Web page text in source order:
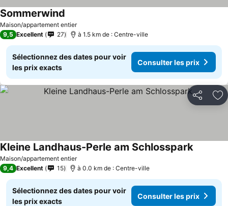
Maison/appartement entier
Sommerwind
9,5 Excellent 27 à 1.5 km de : Centre-ville
Sélectionnez des dates pour voir
les prix exacts
Consulter les prix
Partager
Maison/appartement entier
Kleine Landhaus-Perle am Schlosspark
9,4 Excellent 15 à 0.0 km de : Centre-ville
Sélectionnez des dates pour voir
les prix exacts
Consulter les prix